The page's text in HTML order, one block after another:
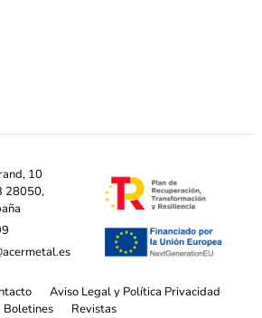
10
28050,
Aviso Legal y Política Privacidad
Boletines Revistas